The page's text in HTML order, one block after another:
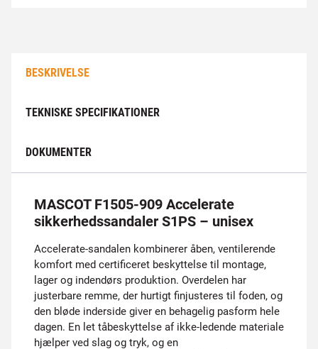
BESKRIVELSE
TEKNISKE SPECIFIKATIONER
DOKUMENTER
MASCOT F1505-909 Accelerate
sikkerhedssandaler S1PS – unisex
Accelerate-sandalen kombinerer åben, ventilerende
komfort med certificeret beskyttelse til montage,
lager og indendørs produktion. Overdelen har
justerbare remme, der hurtigt finjusteres til foden, og
den bløde inderside giver en behagelig pasform hele
dagen. En let tåbeskyttelse af ikke-ledende materiale
hjælper ved slag og tryk, og en